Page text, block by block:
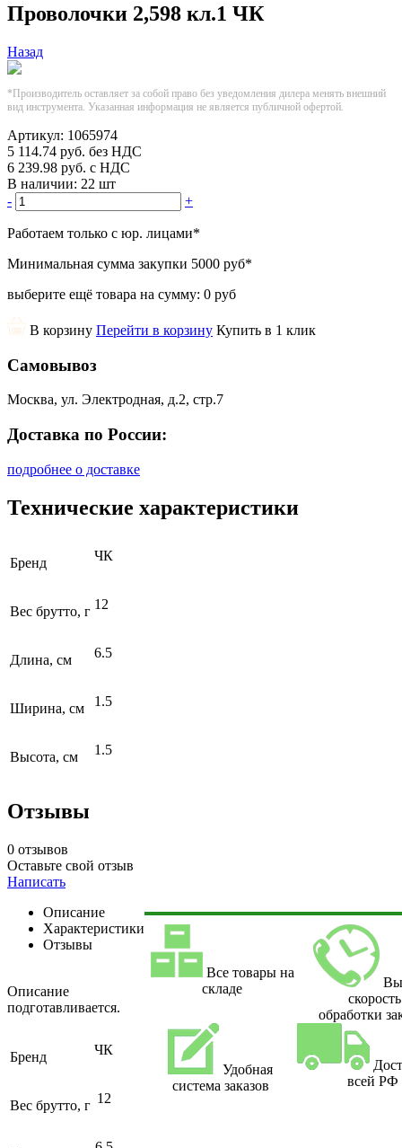
Проволочки 2,598 кл.1 ЧК
Назад
*Производитель оставляет за собой право без уведомления дилера менять внешний
вид инструмента. Указанная информация не является публичной офертой.
Артикул: 1065974
5 114.74 руб. без НДС
6 239.98 руб. с НДС
В наличии: 22 шт
-
+
Работаем только с юр. лицами*
Минимальная сумма закупки 5000 руб*
выберите ещё товара на сумму: 0 руб
В корзину Перейти в корзину Купить в 1 клик
Самовывоз
Москва, ул. Электродная, д.2, стр.7
Доставка по России:
подробнее о доставке
Технические характеристики
Бренд ЧК
Вес брутто, г 12
Длина, см 6.5
Ширина, см 1.5
Высота, см 1.5
Отзывы
0 отзывов
Оставьте свой отзыв
Написать
Описание
Характеристики
Отзывы
Описание
подготавливается.
Бренд ЧК
Вес брутто, г 12
Все товары на
складе
скорость
обработки
Удобная
система заказов
всей РФ